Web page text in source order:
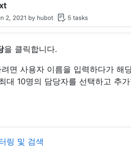
을 클릭합니다.
면 사용자 이름을 입력하다가 해
대 10명의 담당자를 선택하고 추
링 및 검색